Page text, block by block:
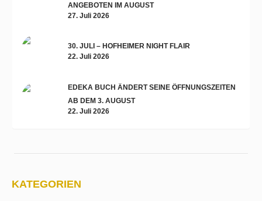
ANGEBOTEN IM AUGUST
27. Juli 2026
30. JULI – HOFHEIMER NIGHT FLAIR
22. Juli 2026
EDEKA BUCH ÄNDERT SEINE ÖFFNUNGSZEITEN
AB DEM 3. AUGUST
22. Juli 2026
KATEGORIEN